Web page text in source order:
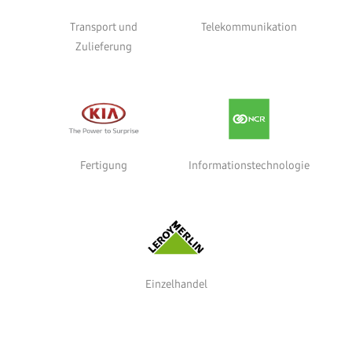
Transport und
Zulieferung
Telekommunikation
Fertigung Informationstechnologie
Einzelhandel